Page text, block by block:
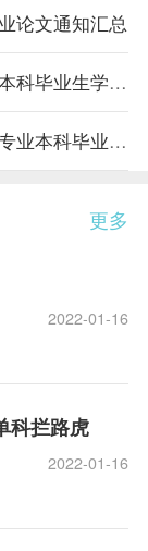
论文通知汇总
2024年上半年南京财经大学社会自考本科毕业生学位证书领取通知
2024年下半年苏州大学自考社会自考专业本科毕业论文申请审核结果公示与论文写作有关事项的通知
更多
2022-01-16
科拦路虎
2022-01-16